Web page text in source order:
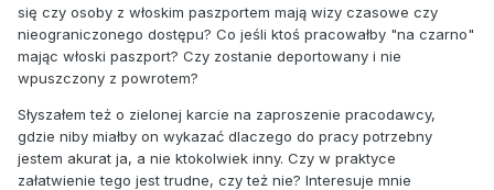
się czy osoby z włoskim paszportem mają wizy czasowe czy
nieograniczonego dostępu? Co jeśli ktoś pracowałby "na czarno"
mając włoski paszport? Czy zostanie deportowany i nie
wpuszczony z powrotem?
Słyszałem też o zielonej karcie na zaproszenie pracodawcy,
gdzie niby miałby on wykazać dlaczego do pracy potrzebny
jestem akurat ja, a nie ktokolwiek inny. Czy w praktyce
załatwienie tego jest trudne, czy też nie? Interesuje mnie